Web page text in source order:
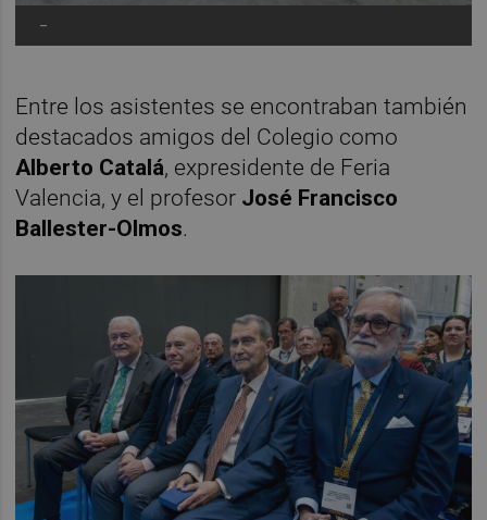
-
Entre los asistentes se encontraban también
destacados amigos del Colegio como
Alberto Catalá, expresidente de Feria
Valencia, y el profesor José Francisco
Ballester-Olmos.